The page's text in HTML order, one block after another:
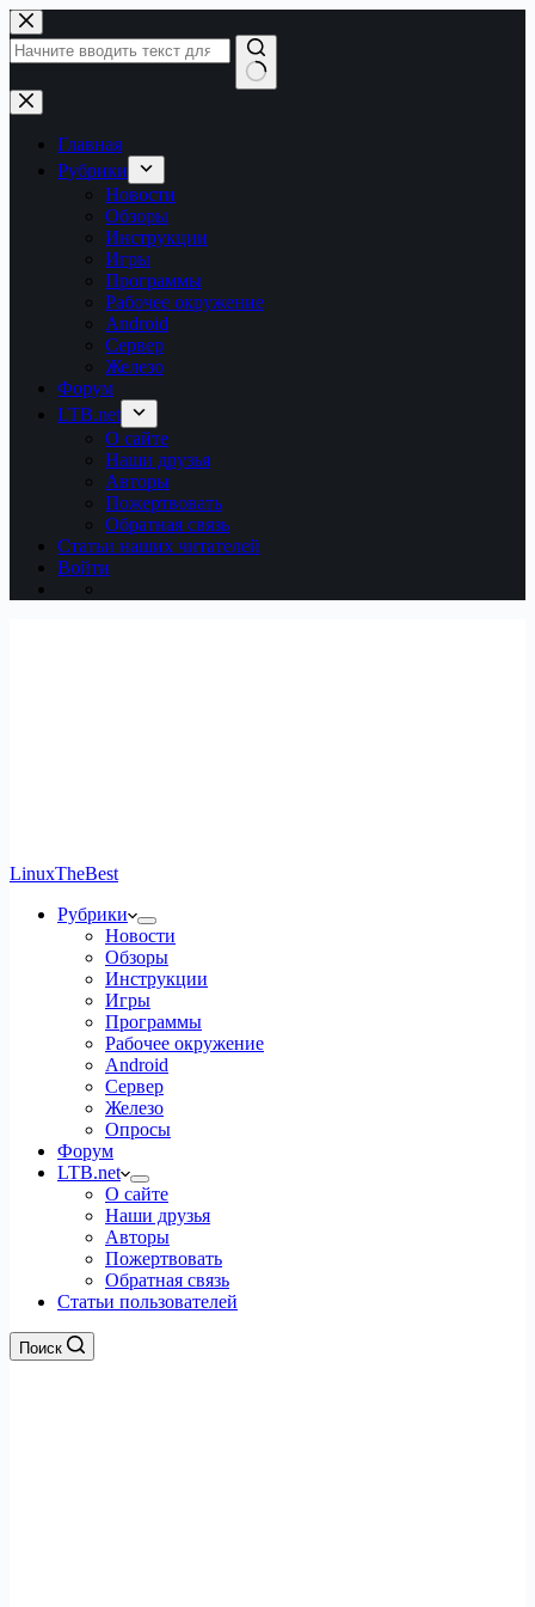
Перейти
к
сути
Ничего
не
найденоГлавная
Рубрики
Новости
Обзоры
Инструкции
Игры
Программы
Рабочее окружение
Android
Сервер
Железо
Форум
LTB.net
О сайте
Наши друзья
Авторы
Пожертвовать
Обратная связь
Статьи наших читателей
Войти
LinuxTheBest
Рубрики
Новости
Обзоры
Инструкции
Игры
Программы
Рабочее окружение
Android
Сервер
Железо
Опросы
Форум
LTB.net
О сайте
Наши друзья
Авторы
Пожертвовать
Обратная связь
Статьи пользователей
Поиск